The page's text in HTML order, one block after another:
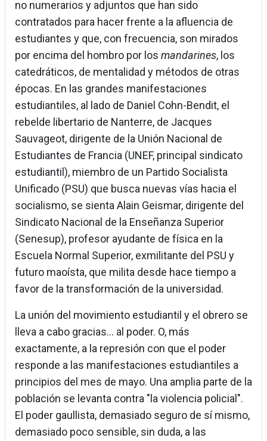
no numerarios y adjuntos que han sido
contratados para hacer frente a la afluencia de
estudiantes y que, con frecuencia, son mirados
por encima del hombro por los mandarines, los
catedráticos, de mentalidad y métodos de otras
épocas. En las grandes manifestaciones
estudiantiles, al lado de Daniel Cohn-Bendit, el
rebelde libertario de Nanterre, de Jacques
Sauvageot, dirigente de la Unión Nacional de
Estudiantes de Francia (UNEF, principal sindicato
estudiantil), miembro de un Partido Socialista
Unificado (PSU) que busca nuevas vías hacia el
socialismo, se sienta Alain Geismar, dirigente del
Sindicato Nacional de la Enseñanza Superior
(Senesup), profesor ayudante de física en la
Escuela Normal Superior, exmilitante del PSU y
futuro maoísta, que milita desde hace tiempo a
favor de la transformación de la universidad.
La unión del movimiento estudiantil y el obrero se
lleva a cabo gracias… al poder. O, más
exactamente, a la represión con que el poder
responde a las manifestaciones estudiantiles a
principios del mes de mayo. Una amplia parte de la
población se levanta contra "la violencia policial".
El poder gaullista, demasiado seguro de sí mismo,
demasiado poco sensible, sin duda, a las